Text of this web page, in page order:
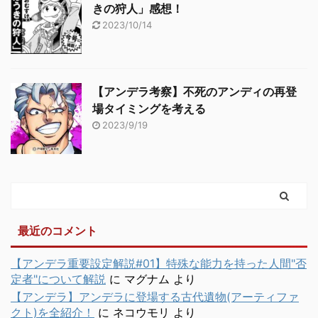
きの狩人」感想！
2023/10/14
【アンデラ考察】不死のアンディの再登
場タイミングを考える
2023/9/19
最近のコメント
【アンデラ重要設定解説#01】特殊な能力を持った人間"否
定者"について解説 に マグナム より
【アンデラ】アンデラに登場する古代遺物(アーティファ
クト)を全紹介！
に ネコウモリ より